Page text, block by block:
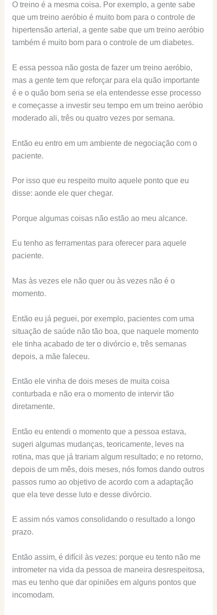
O treino é a mesma coisa. Por exemplo, a gente sabe
que um treino aeróbio é muito bom para o controle de
hipertensão arterial, a gente sabe que um treino aeróbio
também é muito bom para o controle de um diabetes.
E essa pessoa não gosta de fazer um treino aeróbio,
mas a gente tem que reforçar para ela quão importante
é e o quão bom seria se ela entendesse esse processo
e começasse a investir seu tempo em um treino aeróbio
moderado ali, três ou quatro vezes por semana.
Então eu entro em um ambiente de negociação com o
paciente.
Por isso que eu respeito muito aquele ponto que eu
disse: aonde ele quer chegar.
Porque algumas coisas não estão ao meu alcance.
Eu tenho as ferramentas para oferecer para aquele
paciente.
Mas às vezes ele não quer ou às vezes não é o
momento.
Então eu já peguei, por exemplo, pacientes com uma
situação de saúde não tão boa, que naquele momento
ele tinha acabado de ter o divórcio e, três semanas
depois, a mãe faleceu.
Então ele vinha de dois meses de muita coisa
conturbada e não era o momento de intervir tão
diretamente.
Então eu entendi o momento que a pessoa estava,
sugeri algumas mudanças, teoricamente, leves na
rotina, mas que já trariam algum resultado; e no retorno,
depois de um mês, dois meses, nós fomos dando outros
passos rumo ao objetivo de acordo com a adaptação
que ela teve desse luto e desse divórcio.
E assim nós vamos consolidando o resultado a longo
prazo.
Então assim, é difícil às vezes: porque eu tento não me
intrometer na vida da pessoa de maneira desrespeitosa,
mas eu tenho que dar opiniões em alguns pontos que
incomodam.